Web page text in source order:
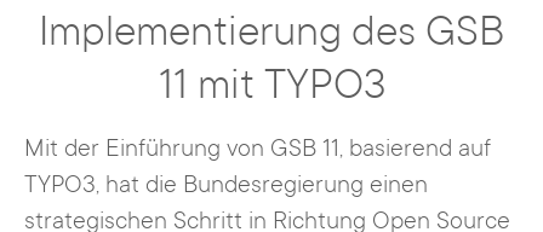
Implementierung des GSB
11 mit TYPO3
Mit der Einführung von GSB 11, basierend auf
TYPO3, hat die Bundesregierung einen
strategischen Schritt in Richtung Open Source